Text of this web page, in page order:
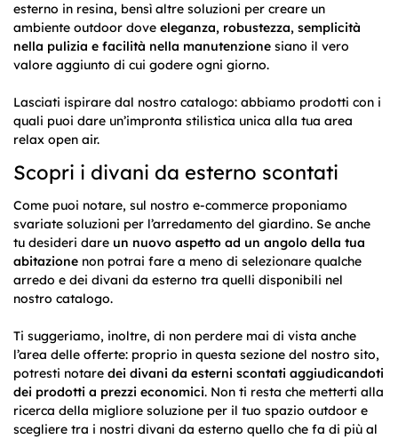
esterno in resina, bensì altre soluzioni per creare un
ambiente outdoor dove eleganza, robustezza, semplicità
nella pulizia e facilità nella manutenzione siano il vero
valore aggiunto di cui godere ogni giorno.
Lasciati ispirare dal nostro catalogo: abbiamo prodotti con i
quali puoi dare un’impronta stilistica unica alla tua area
relax open air.
Scopri i divani da esterno scontati
Come puoi notare, sul nostro e-commerce proponiamo
svariate soluzioni per l’arredamento del giardino. Se anche
tu desideri dare un nuovo aspetto ad un angolo della tua
abitazione non potrai fare a meno di selezionare qualche
arredo e dei divani da esterno tra quelli disponibili nel
nostro catalogo.
Ti suggeriamo, inoltre, di non perdere mai di vista anche
l’area delle offerte: proprio in questa sezione del nostro sito,
potresti notare dei divani da esterni scontati aggiudicandoti
dei prodotti a prezzi economici. Non ti resta che metterti alla
ricerca della migliore soluzione per il tuo spazio outdoor e
scegliere tra i nostri divani da esterno quello che fa di più al